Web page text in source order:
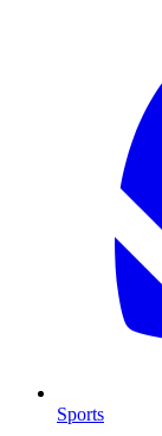
Sports